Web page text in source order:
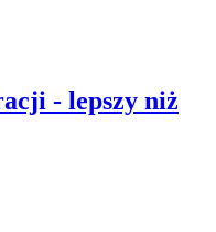
- lepszy niż